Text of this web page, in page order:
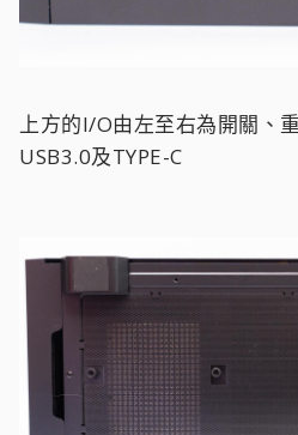
上方的I/O由左至右為開關、
USB3.0及TYPE-C